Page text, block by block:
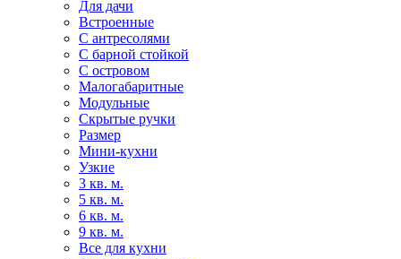
Для дачи
Встроенные
С антресолями
С барной стойкой
С островом
Малогабаритные
Модульные
Скрытые ручки
Размер
Мини-кухни
Узкие
3 кв. м.
5 кв. м.
6 кв. м.
9 кв. м.
Все для кухни